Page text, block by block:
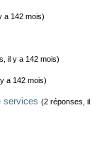
a 142 mois)
il y a 142 mois)
a 142 mois)
services (2 réponses, il